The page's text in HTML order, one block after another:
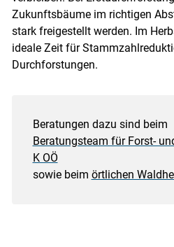
Zukunftsbäume im richtigen
stark freigestellt werden. Im
ideale Zeit für
Durchforstungen.
Beratungen dazu sind beim
Beratungsteam für Forst-
K OÖ
sowie beim örtlichen